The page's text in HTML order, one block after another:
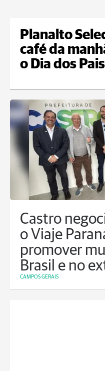
Planalto
café da
o Dia dos Pais
Castro
o Viaje
promover
Brasil e no
CAMPOS GERAIS